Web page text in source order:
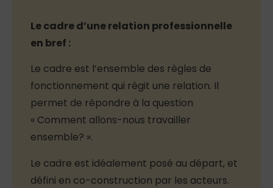
Le cadre d’une relation professionnelle
en bref :
Le cadre est l’ensemble des règles de
fonctionnement qui régit une relation. Il
permet de répondre à la question
« Comment allons-nous travailler
ensemble? ».
Le cadre est idéalement posé au départ, et
défini en co-construction par les acteurs.